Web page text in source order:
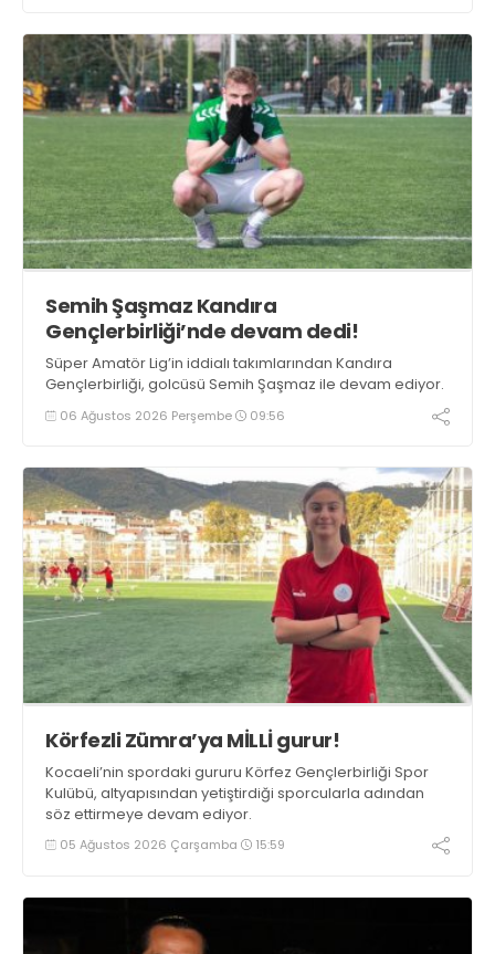
Semih Şaşmaz Kandıra
Gençlerbirliği’nde devam dedi!
Süper Amatör Lig’in iddialı takımlarından Kandıra
Gençlerbirliği, golcüsü Semih Şaşmaz ile devam ediyor.
06 Ağustos 2026 Perşembe 09:56
Körfezli Zümra’ya MİLLİ gurur!
Kocaeli’nin spordaki gururu Körfez Gençlerbirliği Spor
Kulübü, altyapısından yetiştirdiği sporcularla adından
söz ettirmeye devam ediyor.
05 Ağustos 2026 Çarşamba 15:59